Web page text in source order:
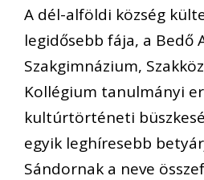
A dél-alföldi község
legidősebb fája, a Bedő
Szakgimnázium,
Kollégium tanulmányi
kultúrtörténeti
egyik leghíresebb
Sándornak a neve